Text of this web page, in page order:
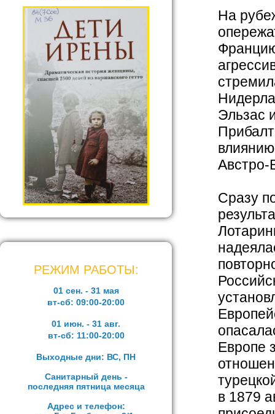
РЕЖИМ РАБОТЫ:
01 сен. - 31 мая
вт-сб: 09:00-20:00
01 июн. - 31 авг.
вт-сб: 11:00-20:00
Выходные дни: ВС, ПН
Санитарный день -
последняя пятница месяца
Адрес и телефон:
На
Эльзас
Австро-
Сразу
Европе
в 1879